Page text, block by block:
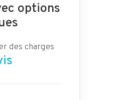
options
des charges